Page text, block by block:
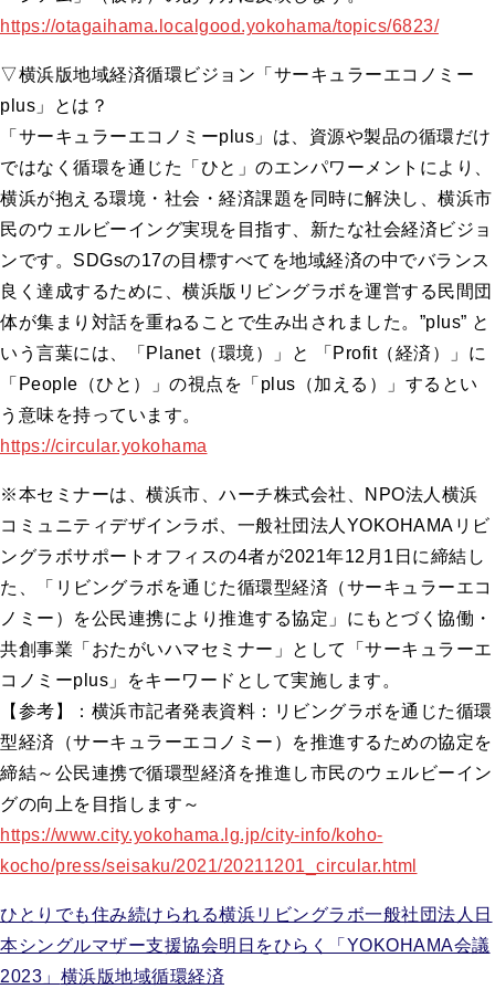
https://otagaihama.localgood.yokohama/topics/6823/
▽横浜版地域経済循環ビジョン「サーキュラーエコノミー
plus」とは？
「サーキュラーエコノミーplus」は、資源や製品の循環だけ
ではなく循環を通じた「ひと」のエンパワーメントにより、
横浜が抱える環境・社会・経済課題を同時に解決し、横浜市
民のウェルビーイング実現を目指す、新たな社会経済ビジョ
ンです。SDGsの17の目標すべてを地域経済の中でバランス
良く達成するために、横浜版リビングラボを運営する民間団
体が集まり対話を重ねることで生み出されました。”plus” と
いう言葉には、「Planet（環境）」と 「Profit（経済）」に
「People（ひと）」の視点を「plus（加える）」するとい
う意味を持っています。
https://circular.yokohama
※本セミナーは、横浜市、ハーチ株式会社、NPO法人横浜
コミュニティデザインラボ、一般社団法人YOKOHAMAリビ
ングラボサポートオフィスの4者が2021年12月1日に締結し
た、「リビングラボを通じた循環型経済（サーキュラーエコ
ノミー）を公民連携により推進する協定」にもとづく協働・
共創事業「おたがいハマセミナー」として「サーキュラーエ
コノミーplus」をキーワードとして実施します。
【参考】：横浜市記者発表資料：リビングラボを通じた循環
型経済（サーキュラーエコノミー）を推進するための協定を
締結～公民連携で循環型経済を推進し市民のウェルビーイン
グの向上を目指します～
https://www.city.yokohama.lg.jp/city-info/koho-
kocho/press/seisaku/2021/20211201_circular.html
ひとりでも住み続けられる横浜リビングラボ一般社団法人日
本シングルマザー支援協会明日をひらく「YOKOHAMA会議
2023」 横浜版地域循環経済